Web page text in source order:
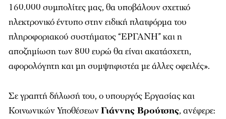
160.000 συμπολίτες μας, θα υποβάλουν σχετικό
ηλεκτρονικό έντυπο στην ειδική πλατφόρμα του
πληροφοριακού συστήματος “ΕΡΓΑΝΗ” και η
αποζημίωση των 800 ευρώ θα είναι ακατάσχετη,
αφορολόγητη και μη συμψηφιστέα με άλλες οφειλές».
Σε γραπτή δήλωσή του, ο υπουργός Εργασίας και
Κοινωνικών ΥποθέσεωνΓιάννης Βρούτσης, ανέφερε: